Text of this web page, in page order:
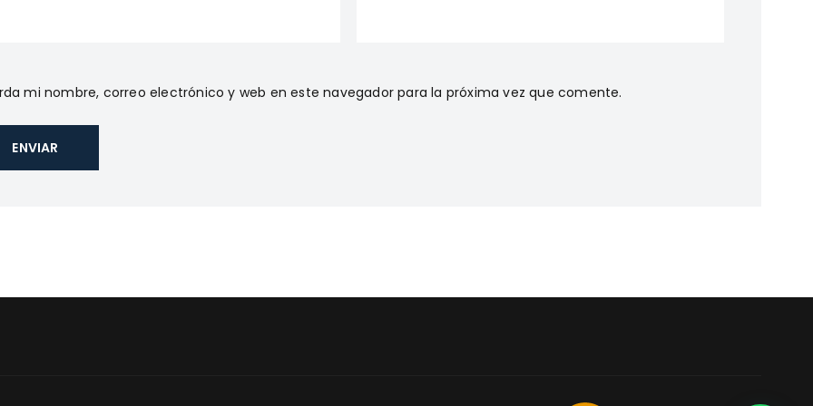
mi nombre, correo electrónico y web en este navegador para la próxima vez que comente.